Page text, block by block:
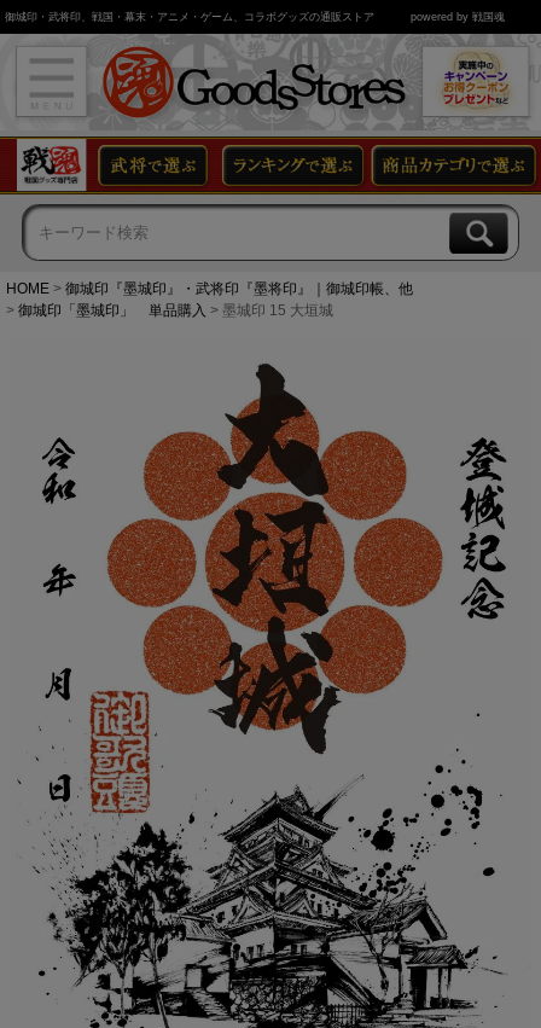
御城印・武将印、戦国・幕末・アニメ・ゲーム、コラボグッズの通販ストア powered by 戦国魂
HOME
御城印『墨城印』・武将印『墨将印』｜御城印帳、他
御城印「墨城印」 単品購入
墨城印 15 大垣城